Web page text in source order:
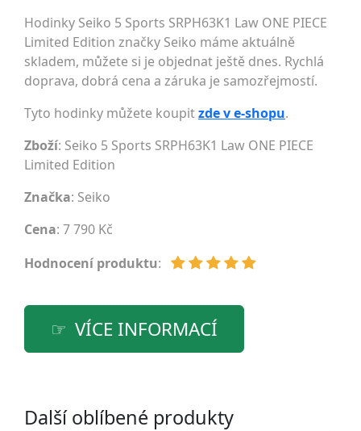
Hodinky Seiko 5 Sports SRPH63K1 Law ONE PIECE
Limited Edition značky Seiko máme aktuálně
skladem, můžete si je objednat ještě dnes. Rychlá
doprava, dobrá cena a záruka je samozřejmostí.
Tyto hodinky můžete koupitzde v e-shopu.
Zboží: Seiko 5 Sports SRPH63K1 Law ONE PIECE
Limited Edition
Značka: Seiko
Cena: 7 790 Kč
Hodnocení produktu:
VÍCE INFORMACÍ
Další oblíbené produkty